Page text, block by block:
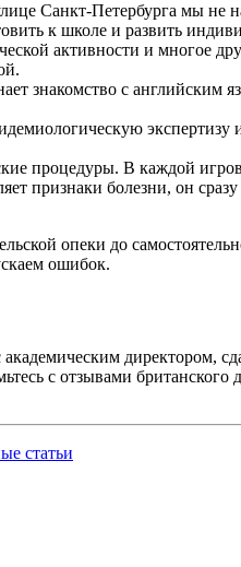
Санкт-Петербурга мы не
к школе и развить
активности и многое
знакомство с
процедуры. В каждой
признаки болезни, он
опеки до
ошибок.
директором,
с отзывами британского
статьи